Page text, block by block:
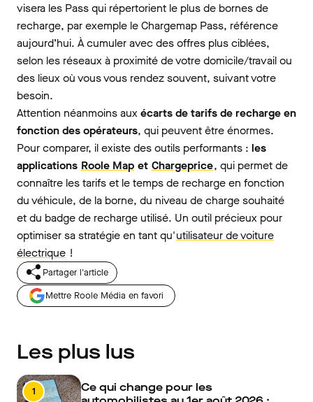
visera les Pass qui répertorient le plus de bornes de
recharge, par exemple le Chargemap Pass, référence
aujourd’hui. À cumuler avec des offres plus ciblées,
selon les réseaux à proximité de votre domicile/travail ou
des lieux où vous vous rendez souvent, suivant votre
besoin.
Attention néanmoins auxécarts de tarifs de recharge en
fonction des opérateurs, qui peuvent être énormes.
Pour comparer, il existe des outils performants : les
applications Roole Map et Chargeprice, qui permet de
connaître les tarifs et le temps de recharge en fonction
du véhicule, de la borne, du niveau de charge souhaité
et du badge de recharge utilisé. Un outil précieux pour
optimiser sa stratégie en tant qu'utilisateur de voiture
électrique !
Partager l'article
Mettre Roole Média en favori
Les plus lus
1
Ce qui change pour les